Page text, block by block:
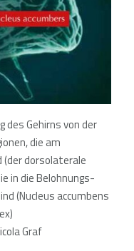
des Gehirns von der
die am
dorsolaterale
in die Belohnungs-
(Nucleus accumbens
Graf